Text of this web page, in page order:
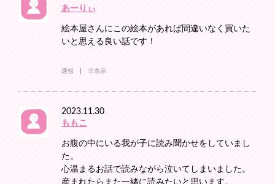
あーりぃ
絵本屋さんにこの絵本があれば間違いなく買いた
いと思える良い話です！
通報 非表示
2023.11.30
ももこ
お腹の中にいる我が子に読み聞かせをしていまし
た。
心温まるお話で読みながら泣いてしまいました。
産まれたらまた一緒に読みたいと思います。